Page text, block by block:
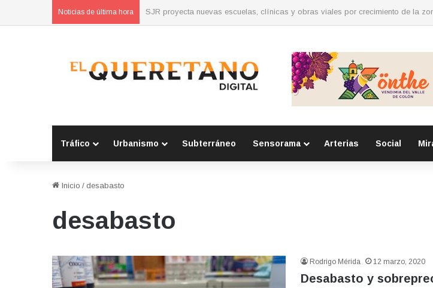
Noticias de última hora Concluyen cursos de autoempleo para mujeres en Huimilpan
Tráfico Urbanismo Subterráneo Sensorama Arterias Social
Inicio / desabasto
desabasto
Rodrigo Mérida 12 marzo, 2020
Desabasto y